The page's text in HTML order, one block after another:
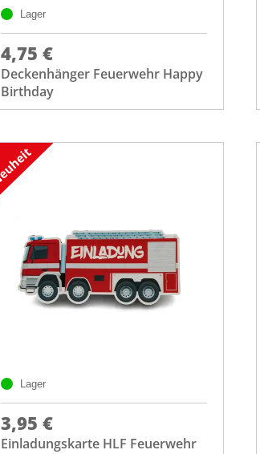
Lager
4,75 €
Deckenhänger Feuerwehr Happy
Birthday
Lager
3,95 €
Einladungskarte HLF Feuerwehr